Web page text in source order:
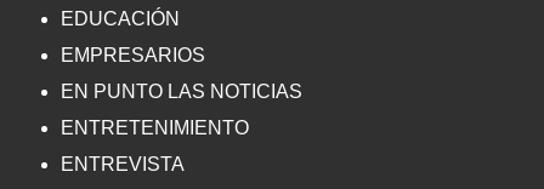
EDUCACIÓN
EMPRESARIOS
EN PUNTO LAS NOTICIAS
ENTRETENIMIENTO
ENTREVISTA